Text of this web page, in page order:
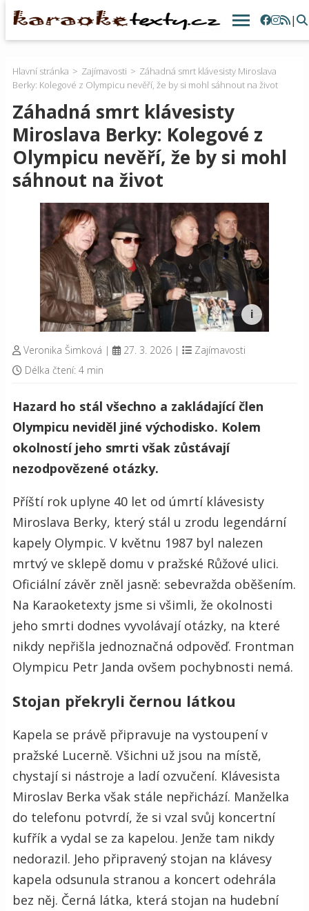
|
Hlavní stránka Zajímavosti
Záhadná smrt klávesisty Miroslava
Berky: Kolegové z Olympicu nevěří, že by si mohl sáhnout na život
Záhadná smrt klávesisty
Miroslava Berky: Kolegové z
Olympicu nevěří, že by si mohl
sáhnout na život
Veronika Šimková | 27. 3. 2026 |
Zajímavosti
Délka čtení: 4 min
Hazard ho stál všechno a zakládající člen
Olympicu neviděl jiné východisko. Kolem
okolností jeho smrti však zůstávají
nezodpovězené otázky.
Příští rok uplyne 40 let od úmrtí klávesisty
Miroslava Berky, který stál u zrodu legendární
kapely Olympic. V květnu 1987 byl nalezen
mrtvý ve sklepě domu v pražské Růžové ulici.
Oficiální závěr zněl jasně: sebevražda oběšením.
Na Karaoketexty jsme si všimli, že okolnosti
jeho smrti dodnes vyvolávají otázky, na které
nikdy nepřišla jednoznačná odpověď. Frontman
Olympicu Petr Janda ovšem pochybnosti nemá.
Stojan překryli černou látkou
Kapela se právě připravuje na vystoupení v
pražské Lucerně. Všichni už jsou na místě,
chystají si nástroje a ladí ozvučení. Klávesista
Miroslav Berka však stále nepřichází. Manželka
do telefonu potvrdí, že si vzal svůj koncertní
kufřík a vydal se za kapelou. Jenže tam nikdy
nedorazil. Jeho připravený stojan na klávesy
kapela odsunula stranou a koncert odehrála
bez něj. Černá látka, která stojan na hudební